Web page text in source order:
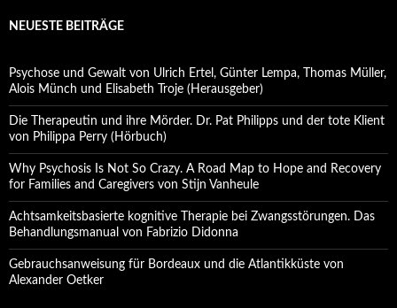
NEUESTE BEITRÄGE
Psychose und Gewalt von Ulrich Ertel, Günter Lempa, Thomas Müller,
Alois Münch und Elisabeth Troje (Herausgeber)
Die Therapeutin und ihre Mörder. Dr. Pat Philipps und der tote Klient
von Philippa Perry (Hörbuch)
Why Psychosis Is Not So Crazy. A Road Map to Hope and Recovery
for Families and Caregivers von Stijn Vanheule
Achtsamkeitsbasierte kognitive Therapie bei Zwangsstörungen. Das
Behandlungsmanual von Fabrizio Didonna
Gebrauchsanweisung für Bordeaux und die Atlantikküste von
Alexander Oetker